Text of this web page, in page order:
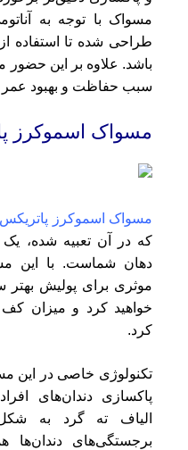
مسواک با توجه به
طراحی شده تا استفاده
باشد. علاوه بر این
سبب حفاظت و بهبود
مسواک اسموکرز
مسواک اسموکرز پاتریکس
که در آن تعبیه شده،
دهان شماست. با این
موثری برای پولیش
خواهید کرد و میزان کف
کرد.
تکنولوژی خاصی در این
پاکسازی دندان‌های
الیاف ته گرد به
برجستگی‌های